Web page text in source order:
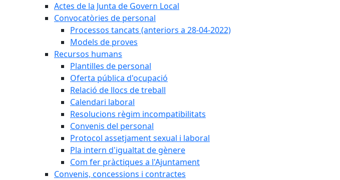
Actes de la Junta de Govern Local
Convocatòries de personal
Processos tancats (anteriors a 28-04-2022)
Models de proves
Recursos humans
Plantilles de personal
Oferta pública d'ocupació
Relació de llocs de treball
Calendari laboral
Resolucions règim incompatibilitats
Convenis del personal
Protocol assetjament sexual i laboral
Pla intern d'igualtat de gènere
Com fer pràctiques a l'Ajuntament
Convenis, concessions i contractes